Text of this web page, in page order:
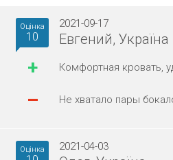
Оцінка
10
2021-09-17
Евгений, Україна
+ Комфортная кровать,
– Не хватало пары
Оцінка 2021-04-03